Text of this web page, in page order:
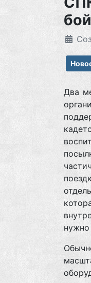
Два
нужно